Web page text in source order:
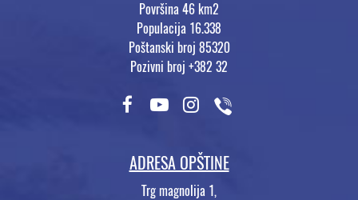
Površina 46 km2
Populacija 16.338
Poštanski broj 85320
Pozivni broj +382 32
ADRESA OPŠTINE
Trg magnolija 1,